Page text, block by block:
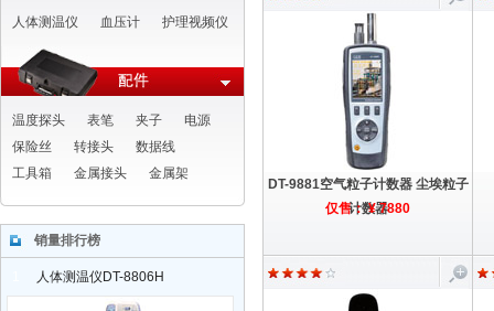
人体测温仪 血压计 护理视频仪
温度探头 表笔 夹子
电源
保险丝
转接头
数据线
工具箱
金属接头 金属架
销量排行榜
人体测温仪DT-8806H
DT-9881空气粒子计数器 尘埃粒子
计数器
仅售： ¥ 7880